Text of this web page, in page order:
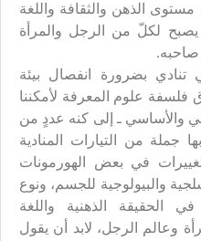
مستوى الذهن والثقافة واللغة
يصبح لكلّ من الرجل والمرأة
صاحبه.
تنادي بضرورة انفصال بيئة
فلسفة علوم المعرفة لأمكننا
والأساسي ـ إلى كنه عددٍ من
جملة من التيارات المنادية
في بعض الهورمونات
والبيولوجية للجسم، ونوع
في الحقيقة الذهنية واللغة
وعالم الرجل، لابد أن يقول